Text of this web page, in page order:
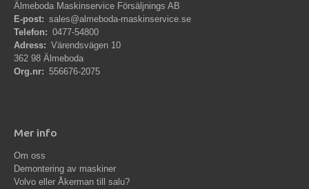
Älmeboda Maskinservice Försäljnings AB
E-post: sales@almeboda-maskinservice.se
Telefon: 0477-54800
Adress: Värendsvägen 10
362 98 Älmeboda
Org.nr: 556676-2075
Mer info
Om oss
Demontering av maskiner
Volvo eller Åkerman till salu?